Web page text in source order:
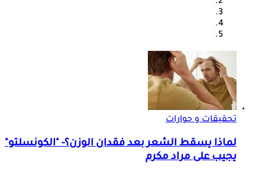
تحقيقات و حوارات
لماذا يسقط الشعر بعد فقدان الوزن؟- "الكونسلتو"
يجيب على مراد مكرم